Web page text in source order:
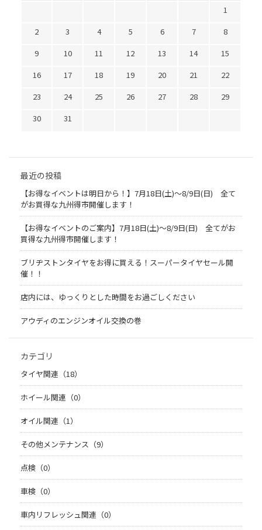
1
2
3 4 5 6 7
8
9
10 11 12 13 14
15
16
17 18 19 20 21
22
23
24 25 26 27 28
29
30
31
最近の投稿
【お得なイベントは明日から！】7月18日(土)～8/9日(日) 全て
がお買得な九州得市開催します！
【お得なイベントのご案内】7月18日(土)～8/9日(日) 全てがお
買得な九州得市開催します！
ブリヂストンタイヤをお得に買える！スーパータイヤセール開
催！！
店内には、ゆっくりとした時間をお過ごしください
アウディのエンジンオイル交換の巻
カテゴリ
タイヤ関連（18）
ホイール関連（0）
オイル関連（1）
その他メンテナンス（9）
点検（0）
車検（0）
車内リフレッシュ関連（0）